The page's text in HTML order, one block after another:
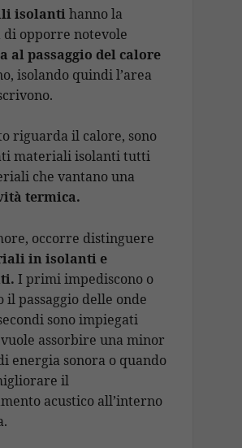
s
A
p
p
gr
a
m
e
dI
n
c
h
p
y
Li
n
n
di
vi
di
isolantihanno la
opporre notevole
al passaggio del calore
isolando quindi l’area
riguarda il calore, sono
materiali isolanti tutti
che vantano una
termica.
occorre distinguere
in isolanti e
I primi impediscono o
il passaggio delle onde
sono impiegati
assorbire una minor
energia sonora o quando
il
acustico all’interno